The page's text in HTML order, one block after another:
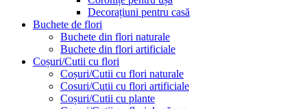
Decorațiuni pentru casă
Buchete de flori
Buchete din flori naturale
Buchete din flori artificiale
Coșuri/Cutii cu flori
Coșuri/Cutii cu flori naturale
Cosuri/Cutii cu flori artificiale
Coșuri/Cutii cu plante